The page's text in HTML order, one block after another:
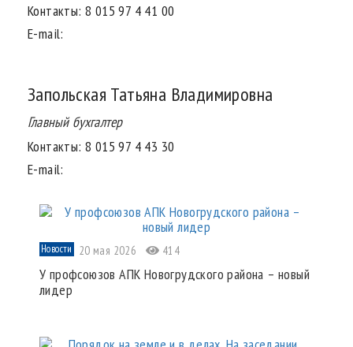
Контакты: 8 015 97 4 41 00
E-mail:
Запольская Татьяна Владимировна
Главный бухгалтер
Контакты: 8 015 97 4 43 30
E-mail:
Новости 20 мая 2026 414
У профсоюзов АПК Новогрудского района – новый
лидер